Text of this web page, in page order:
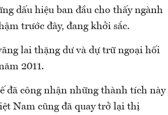
dấu hiệu ban đầu cho thấy ngành
trước đây, đang khởi sắc.
lai thặng dư và dự trữ ngoại hối
2011.
đã công nhận những thành tích này
Nam cũng đã quay trở lại thị